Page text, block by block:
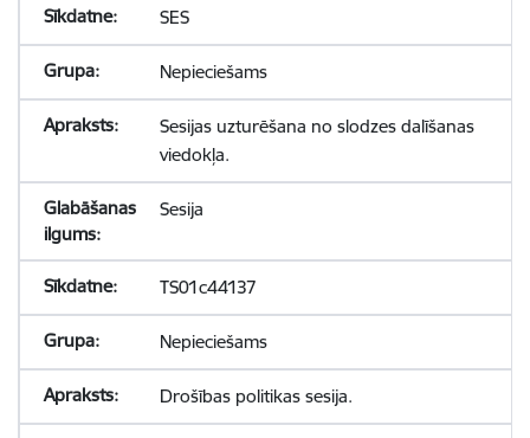
SES
Nepieciešams
Sesijas uzturēšana no slodzes dalīšanas
viedokļa.
Sesija
TS01c44137
Nepieciešams
Drošības politikas sesija.